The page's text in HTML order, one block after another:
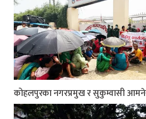
कोहलपुरका नगरप्रमुख र सुकुम्वासी